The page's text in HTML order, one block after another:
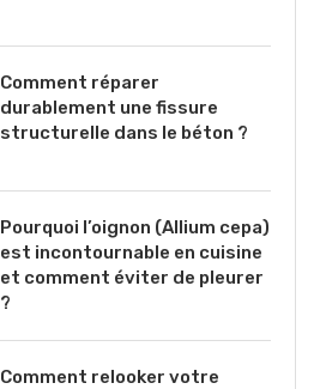
Comment réparer
durablement une fissure
structurelle dans le béton ?
Pourquoi l’oignon (Allium cepa)
est incontournable en cuisine
et comment éviter de pleurer
?
Comment relooker votre